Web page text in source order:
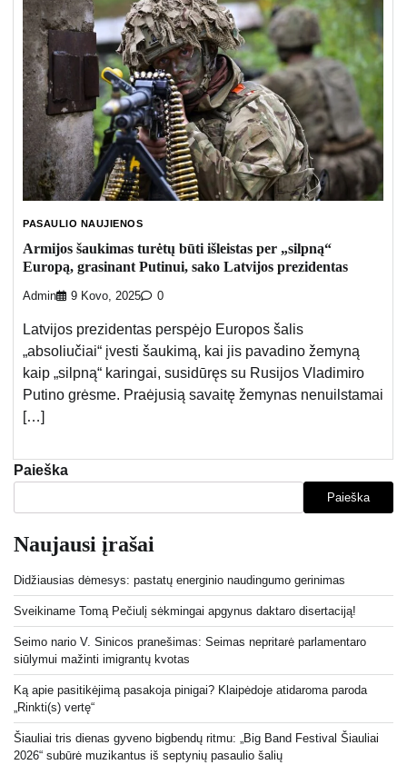
PASAULIO NAUJIENOS
Armijos šaukimas turėtų būti išleistas per „silpną“
Europą, grasinant Putinui, sako Latvijos prezidentas
Admin 9 Kovo, 2025 0
Latvijos prezidentas perspėjo Europos šalis
„absoliučiai“ įvesti šaukimą, kai jis pavadino žemyną
kaip „silpną“ karingai, susidūręs su Rusijos Vladimiro
Putino grėsme. Praėjusią savaitę žemynas nenuilstamai
[…]
Paieška
Paieška
Naujausi įrašai
Didžiausias dėmesys: pastatų energinio naudingumo gerinimas
Sveikiname Tomą Pečiulį sėkmingai apgynus daktaro disertaciją!
Seimo nario V. Sinicos pranešimas: Seimas nepritarė parlamentaro
siūlymui mažinti imigrantų kvotas
Ką apie pasitikėjimą pasakoja pinigai? Klaipėdoje atidaroma paroda
„Rinkti(s) vertę“
Šiauliai tris dienas gyveno bigbendų ritmu: „Big Band Festival Šiauliai
2026“ subūrė muzikantus iš septynių pasaulio šalių